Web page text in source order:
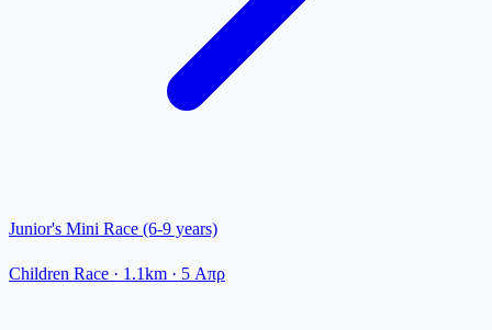
Junior's Mini Race (6-9 years)
Children Race · 1.1km · 5 Απρ